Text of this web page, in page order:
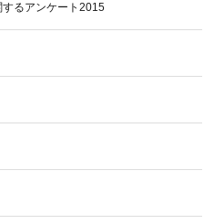
するアンケート2015